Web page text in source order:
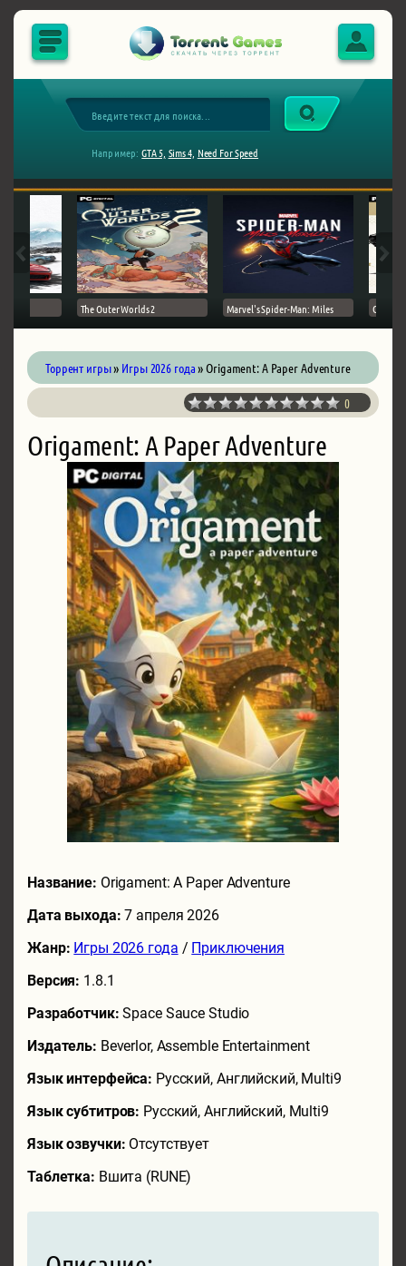
Например: GTA 5, Sims 4, Need For Speed
The Outer Worlds 2 Marvel's Spider-Man: Miles Ghost
Торрент игры» Игры 2026 года» Origament: A Paper Adventure
0
Origament: A Paper Adventure
Название: Origament: A Paper Adventure
Дата выхода:7 апреля 2026
Жанр: Игры 2026 года / Приключения
Версия: 1.8.1
Разработчик:Space Sauce Studio
Издатель: Beverlor, Assemble Entertainment
Язык интерфейса: Русский, Английский, Multi9
Язык субтитров: Русский, Английский, Multi9
Язык озвучки: Отсутствует
Таблетка: Вшита (RUNE)